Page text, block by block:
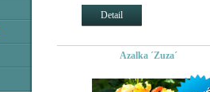
kteří si objednali dříve
Detail
Azalka ´Zuza´